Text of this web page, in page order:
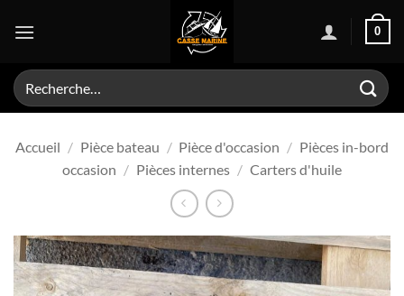
0
Recherche
pour :
Accueil / Pièce bateau / Pièce d'occasion / Pièces in-bord
occasion / Pièces internes / Carters d'huile